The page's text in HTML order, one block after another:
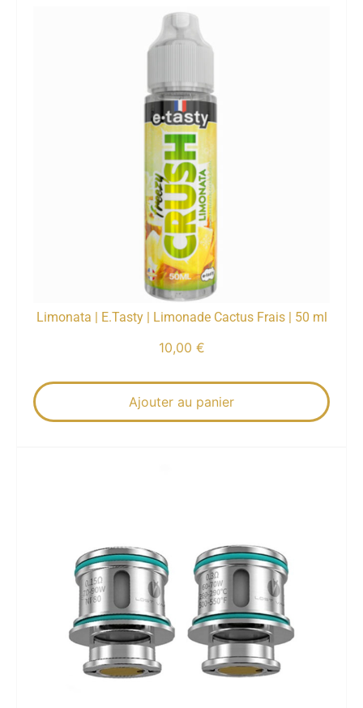
Limonata | E.Tasty | Limonade Cactus Frais | 50 ml
10,00 €
Ajouter au panier